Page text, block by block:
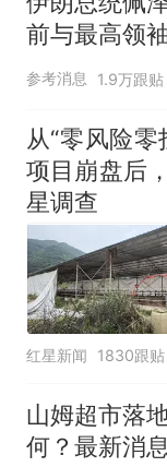
前与最高领
难"
参考消息 1.9万跟贴
从“零风险
项目崩盘后
星调查
红星新闻 1830跟贴
山姆超市落
何？最新消